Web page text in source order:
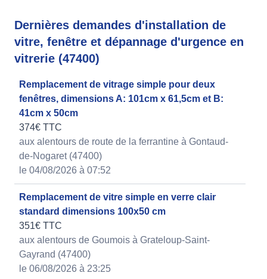
Dernières demandes d'installation de
vitre, fenêtre et dépannage d'urgence en
vitrerie (47400)
Remplacement de vitrage simple pour deux
fenêtres, dimensions A: 101cm x 61,5cm et B:
41cm x 50cm
374€ TTC
aux alentours de route de la ferrantine à Gontaud-
de-Nogaret (47400)
le 04/08/2026 à 07:52
Remplacement de vitre simple en verre clair
standard dimensions 100x50 cm
351€ TTC
aux alentours de Goumois à Grateloup-Saint-
Gayrand (47400)
le 06/08/2026 à 23:25